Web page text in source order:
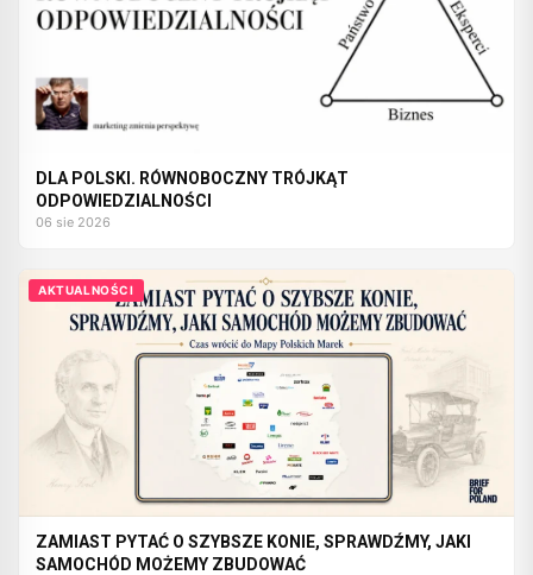
DLA POLSKI. RÓWNOBOCZNY TRÓJKĄT
ODPOWIEDZIALNOŚCI
06 sie 2026
AKTUALNOŚCI
ZAMIAST PYTAĆ O SZYBSZE KONIE, SPRAWDŹMY, JAKI
SAMOCHÓD MOŻEMY ZBUDOWAĆ